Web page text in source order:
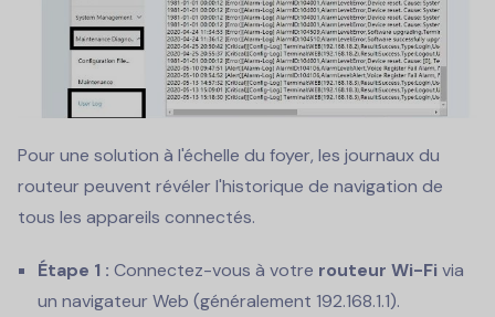
Pour une solution à l'échelle du foyer, les journaux du
routeur peuvent révéler l'historique de navigation de
tous les appareils connectés.
Étape 1 : Connectez-vous à votre routeur Wi-Fi via
un navigateur Web (généralement 192.168.1.1).